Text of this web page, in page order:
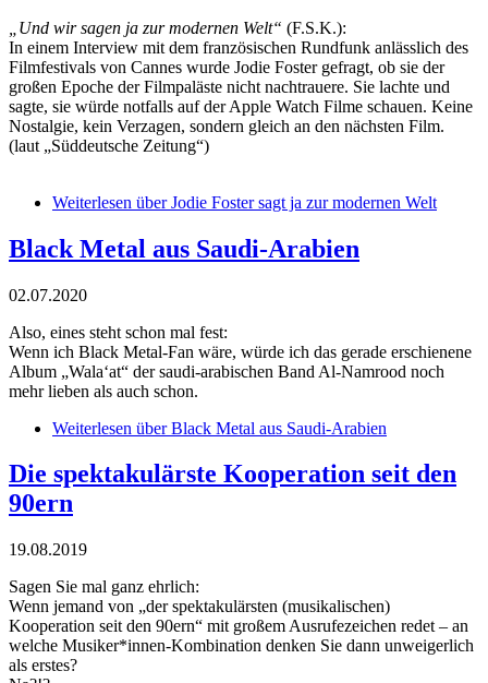
„Und wir sagen ja zur modernen Welt“ (F.S.K.):
In einem Interview mit dem französischen Rundfunk anlässlich des
Filmfestivals von Cannes wurde Jodie Foster gefragt, ob sie der
großen Epoche der Filmpaläste nicht nachtrauere. Sie lachte und
sagte, sie würde notfalls auf der Apple Watch Filme schauen. Keine
Nostalgie, kein Verzagen, sondern gleich an den nächsten Film.
(laut „Süddeutsche Zeitung“)
Weiterlesen über Jodie Foster sagt ja zur modernen Welt
Black Metal aus Saudi-Arabien
02.07.2020
Also, eines steht schon mal fest:
Wenn ich Black Metal-Fan wäre, würde ich das gerade erschienene
Album „Wala‘at“ der saudi-arabischen Band Al-Namrood noch
mehr lieben als auch schon.
Weiterlesen über Black Metal aus Saudi-Arabien
Die spektakulärste Kooperation seit den
90ern
19.08.2019
Sagen Sie mal ganz ehrlich:
Wenn jemand von „der spektakulärsten (musikalischen)
Kooperation seit den 90ern“ mit großem Ausrufezeichen redet – an
welche Musiker*innen-Kombination denken Sie dann unweigerlich
als erstes?